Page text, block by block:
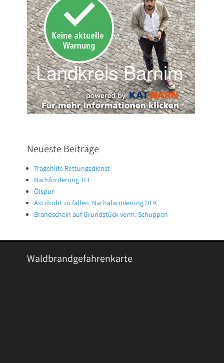
Neueste Beiträge
Tragehilfe Rettungsdienst
Nachforderung TLF
Ölspur
Ast droht zu fallen, Nachalarmierung DLK
Brandschein auf Grundstück verm. Schuppen
Waldbrandgefahrenkarte